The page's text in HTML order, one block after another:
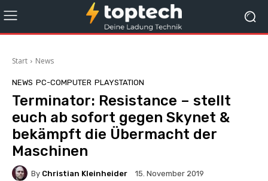
Start News
NEWS PC-COMPUTER PLAYSTATION
Terminator: Resistance – stellt
euch ab sofort gegen Skynet &
bekämpft die Übermacht der
Maschinen
By Christian Kleinheider 15. November 2019